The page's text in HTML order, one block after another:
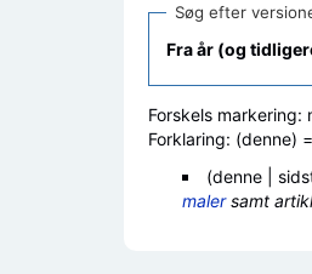
Søg efter
Fra år (og
Forskels
Forklaring: (denne)
(denne |
malersamt